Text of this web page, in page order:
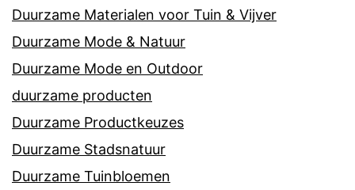
Duurzame Materialen voor Tuin & Vijver
Duurzame Mode & Natuur
Duurzame Mode en Outdoor
duurzame producten
Duurzame Productkeuzes
Duurzame Stadsnatuur
Duurzame Tuinbloemen